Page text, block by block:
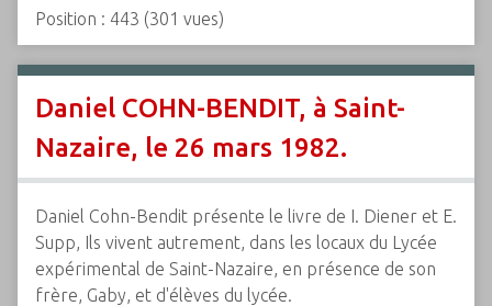
Position : 443 (301 vues)
Daniel COHN-BENDIT, à Saint-
Nazaire, le 26 mars 1982.
Daniel Cohn-Bendit présente le livre de I. Diener et E.
Supp, Ils vivent autrement, dans les locaux du Lycée
expérimental de Saint-Nazaire, en présence de son
frère, Gaby, et d'élèves du lycée.